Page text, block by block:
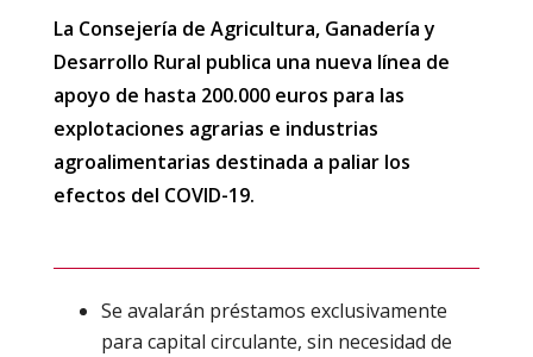
La Consejería de Agricultura, Ganadería y
Desarrollo Rural publica una nueva línea de
apoyo de hasta 200.000 euros para las
explotaciones agrarias e industrias
agroalimentarias destinada a paliar los
efectos del COVID-19.
Se avalarán préstamos exclusivamente
para capital circulante, sin necesidad de